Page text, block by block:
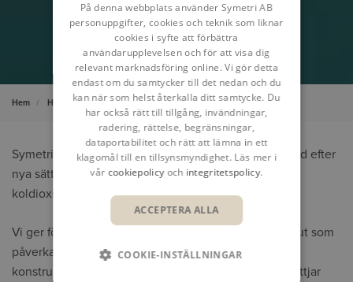
Hem Hållbarhet
Symetri lägger stort fokus på hållbarhet och letar alltid efter
nya sätt att öka energieffektiviteten och minska
koldioxidutsläppen.
Vi ger företag möjligheten att fatta välgrundade beslut som
påverkar miljön positivt. Våra experter inom design,
konstruktion, tillverkning, vetenskap och teknik utnyttjar
På denna webbplats använder Symetri AB
personuppgifter, cookies och teknik som liknar
cookies i syfte att förbättra
användarupplevelsen och för att visa dig
relevant marknadsföring online. Vi gör detta
endast om du samtycker till det nedan och du
kan när som helst återkalla ditt samtycke. Du
har också rätt till tillgång, invändningar,
radering, rättelse, begränsningar,
dataportabilitet och rätt att lämna in ett
klagomål till en tillsynsmyndighet. Läs mer i
vår cookiepolicyoch integritetspolicy.
ACCEPTERA ALLA
COOKIE-INSTÄLLNINGAR